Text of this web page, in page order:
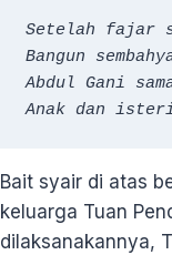
Setelah fajar
Bangun
Abdul Gani
Anak dan
Bait syair di atas
keluarga Tuan
dilaksanakannya,